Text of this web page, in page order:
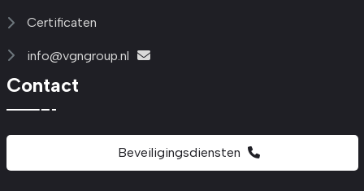
Certificaten
info@vgngroup.nl
Contact
Beveiligingsdiensten